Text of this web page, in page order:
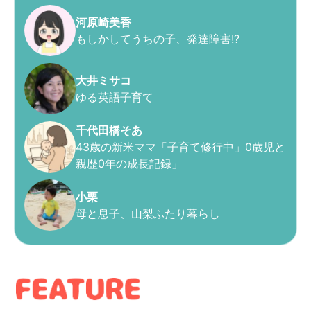
河原崎美香
もしかしてうちの子、発達障害!?
大井ミサコ
ゆる英語子育て
千代田橋そあ
43歳の新米ママ「子育て修行中」0歳児と
親歴0年の成長記録」
小栗
母と息子、山梨ふたり暮らし